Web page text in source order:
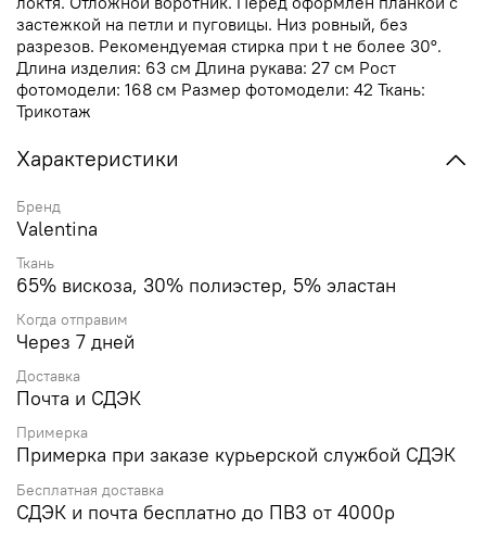
застежкой на петли и пуговицы. Низ ровный, без
разрезов. Рекомендуемая стирка при t не более 30°.
Длина изделия: 63 см Длина рукава: 27 см Рост
фотомодели: 168 см Размер фотомодели: 42 Ткань:
Трикотаж
Характеристики
Бренд
Valentina
Ткань
65% вискоза, 30% полиэстер, 5% эластан
Когда отправим
Через 7 дней
Доставка
Почта и СДЭК
Примерка
Примерка при заказе курьерской службой СДЭК
Бесплатная доставка
СДЭК и почта бесплатно до ПВЗ от 4000р